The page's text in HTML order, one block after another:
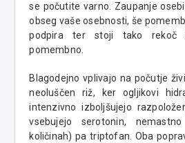
se počutite varno. Zaupanje
obseg vaše osebnosti, še
podpira ter stoji tako
pomembno.
Blagodejno vplivajo na počutje
neoluščen riž, ker ogljikovi
intenzivno izboljšujejo
vsebujejo serotonin,
količinah) pa triptofan. Oba